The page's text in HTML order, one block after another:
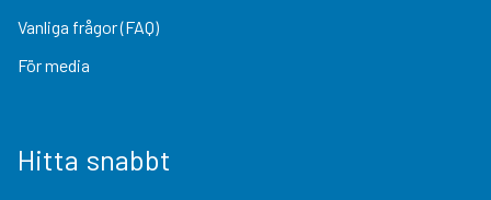
Vanliga frågor (FAQ)
För media
Hitta snabbt